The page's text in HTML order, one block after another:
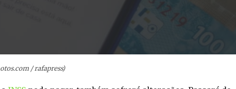
/ rafapress)